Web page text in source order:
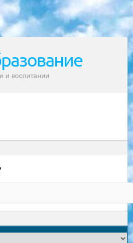
и воспитании